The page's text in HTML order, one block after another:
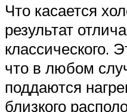
Что касается
результат
классического.
что в любом
поддаются
близкого